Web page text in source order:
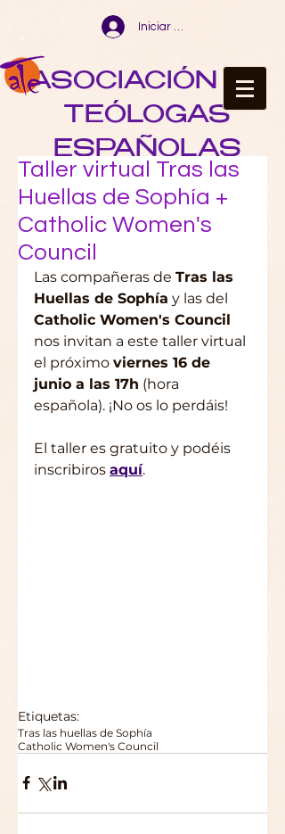
Iniciar sesión
ASOCIACIÓN DE
TEÓLOGAS
ESPAÑOLAS
Taller virtual Tras las
Huellas de Sophía +
Catholic Women's
Council
Las compañeras de Tras las
Huellas de Sophía y las del
Catholic Women's Council
nos invitan a este taller virtual
el próximo viernes 16 de
junio a las 17h (hora
española). ¡No os lo perdáis!
El taller es gratuito y podéis
inscribiros aquí.
Etiquetas:
Tras las huellas de Sophía
Catholic Women's Council